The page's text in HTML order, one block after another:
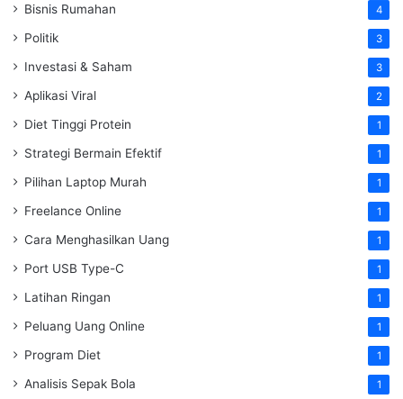
Bisnis Rumahan 4
Politik 3
Investasi & Saham 3
Aplikasi Viral 2
Diet Tinggi Protein 1
Strategi Bermain Efektif 1
Pilihan Laptop Murah 1
Freelance Online 1
Cara Menghasilkan Uang 1
Port USB Type-C 1
Latihan Ringan 1
Peluang Uang Online 1
Program Diet 1
Analisis Sepak Bola 1